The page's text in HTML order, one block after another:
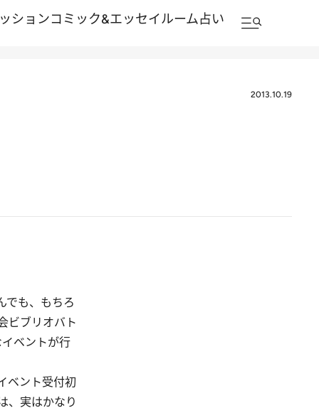
ションコミック&エッセイルーム占い
2013.10.19
でも、もちろ
ビブリオバト
ベントが行
ベント受付初
、実はかなり